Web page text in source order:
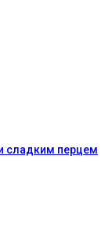
сладким перцем